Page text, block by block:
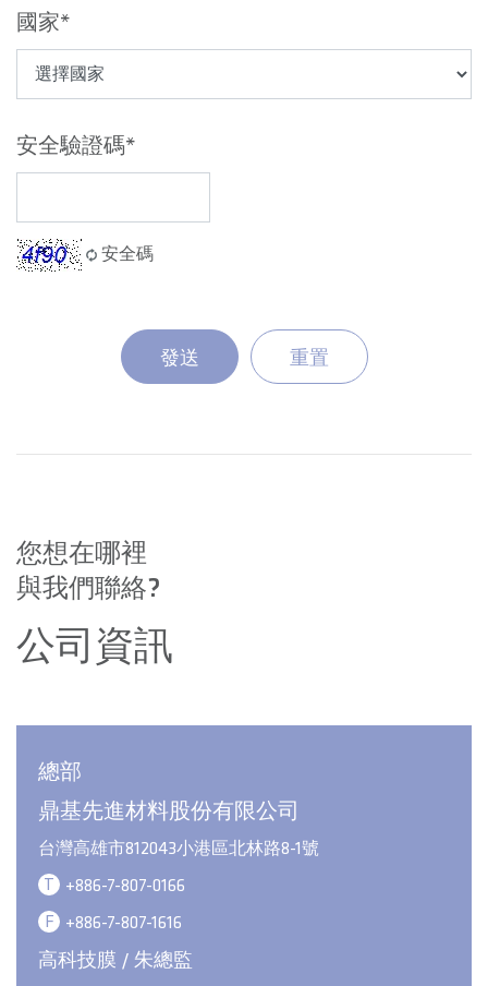
國家
安全驗證碼
安全碼
發送 重置
您想在哪裡
與我們聯絡?
公司資訊
總部
鼎基先進材料股份有限公司
台灣高雄市812043小港區北林路8-1號
+886-7-807-0166
F +886-7-807-1616
高科技膜 / 朱總監